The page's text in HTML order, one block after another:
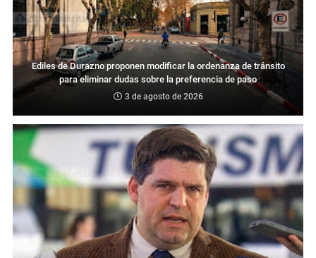
Ediles de Durazno proponen modificar la ordenanza de tránsito
para eliminar dudas sobre la preferencia de paso
3 de agosto de 2026